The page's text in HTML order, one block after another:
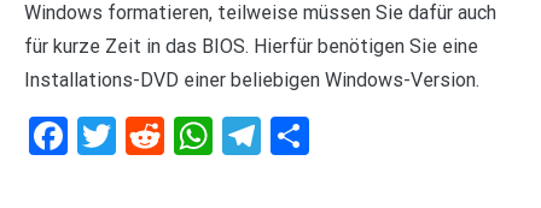
Windows formatieren, teilweise müssen Sie dafür auch
für kurze Zeit in das BIOS. Hierfür benötigen Sie eine
Installations-DVD einer beliebigen Windows-Version.
Facebook
Twitter
RedditWhatsApp
Telegram